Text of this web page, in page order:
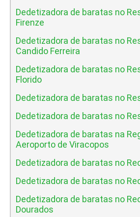
Dedetizadora de baratas no
Firenze
Dedetizadora de baratas no
Candido Ferreira
Dedetizadora de baratas no
Florido
Dedetizadora de baratas no
Dedetizadora de baratas no
Dedetizadora de baratas na
Aeroporto de Viracopos
Dedetizadora de baratas no
Dedetizadora de baratas no
Dedetizadora de baratas no
Dourados